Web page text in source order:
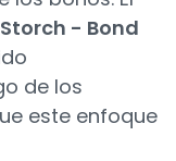
- Bond
de los
este enfoque